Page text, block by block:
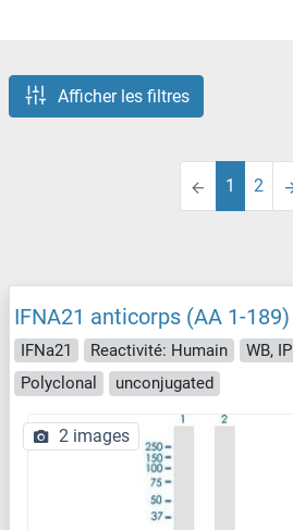
Afficher les filtres
1 2
IFNA21 anticorps (AA 1-189)
IFNa21 Reactivité: Humain WB, IP
Polyclonal
unconjugated
2 images